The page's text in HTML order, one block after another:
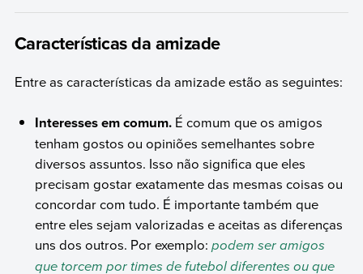
Características da amizade
Entre as características da amizade estão as seguintes:
Interesses em comum. É comum que os amigos
tenham gostos ou opiniões semelhantes sobre
diversos assuntos. Isso não significa que eles
precisam gostar exatamente das mesmas coisas ou
concordar com tudo. É importante também que
entre eles sejam valorizadas e aceitas as diferenças
uns dos outros. Por exemplo:podem ser amigos
que torcem por times de futebol diferentes ou que